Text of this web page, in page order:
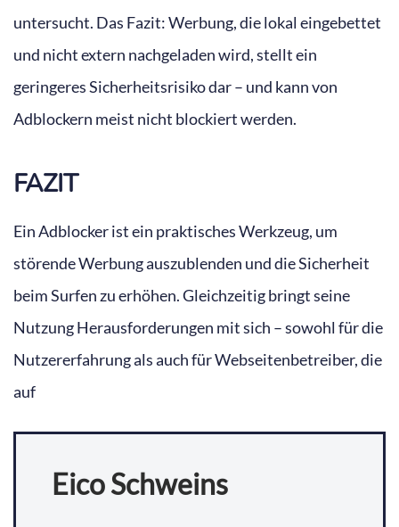
untersucht. Das Fazit: Werbung, die lokal eingebettet
und nicht extern nachgeladen wird, stellt ein
geringeres Sicherheitsrisiko dar – und kann von
Adblockern meist nicht blockiert werden.
FAZIT
Ein Adblocker ist ein praktisches Werkzeug, um
störende Werbung auszublenden und die Sicherheit
beim Surfen zu erhöhen. Gleichzeitig bringt seine
Nutzung Herausforderungen mit sich – sowohl für die
Nutzererfahrung als auch für Webseitenbetreiber, die
auf
Eico Schweins